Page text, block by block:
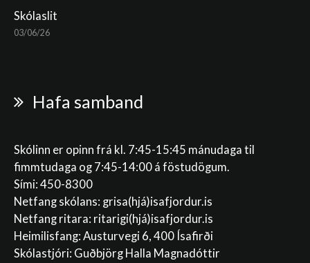
Skólaslit
03/06/26
Hafa samband
Skólinn er opinn frá kl. 7:45-15:45 mánudaga til
fimmtudaga og 7:45-14:00 á föstudögum.
Sími: 450-8300
Netfang skólans: grisa(hjá)isafjordur.is
Netfang ritara: ritarigi(hjá)isafjordur.is
Heimilisfang: Austurvegi 6, 400 Ísafirði
Skólastjóri: Guðbjörg Halla Magnadóttir